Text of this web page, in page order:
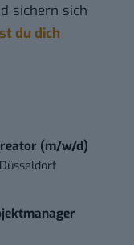
sichern sich
du dich
(m/w/d)
Düsseldorf